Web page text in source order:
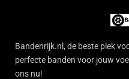
Bandenrijk.nl, de beste plek
perfecte banden voor jouw
ons nu!